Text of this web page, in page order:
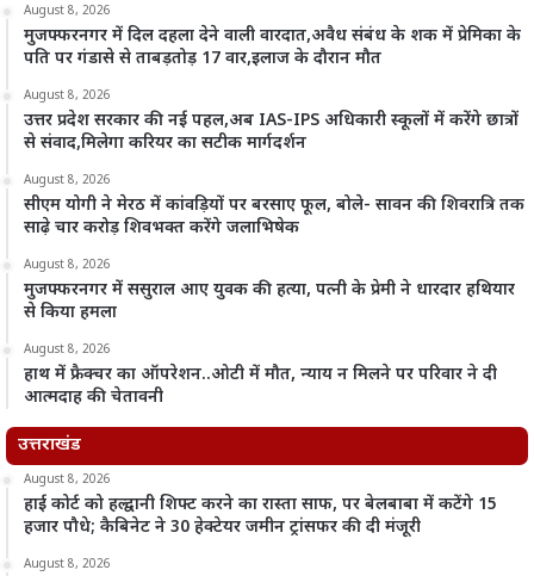
August 8, 2026
मुजफ्फरनगर में दिल दहला देने वाली वारदात,अवैध संबंध के शक में प्रेमिका के
पति पर गंडासे से ताबड़तोड़ 17 वार,इलाज के दौरान मौत
August 8, 2026
उत्तर प्रदेश सरकार की नई पहल,अब IAS-IPS अधिकारी स्कूलों में करेंगे छात्रों
से संवाद,मिलेगा करियर का सटीक मार्गदर्शन
August 8, 2026
सीएम योगी ने मेरठ में कांवड़ियों पर बरसाए फूल, बोले- सावन की शिवरात्रि तक
साढ़े चार करोड़ शिवभक्त करेंगे जलाभिषेक
August 8, 2026
मुजफ्फरनगर में ससुराल आए युवक की हत्या, पत्नी के प्रेमी ने धारदार हथियार
से किया हमला
August 8, 2026
हाथ में फ्रैक्चर का ऑपरेशन..ओटी में मौत, न्याय न मिलने पर परिवार ने दी
आत्मदाह की चेतावनी
उत्तराखंड
August 8, 2026
हाई कोर्ट को हल्द्वानी शिफ्ट करने का रास्ता साफ, पर बेलबाबा में कटेंगे 15
हजार पौधे; कैबिनेट ने 30 हेक्टेयर जमीन ट्रांसफर की दी मंजूरी
August 8, 2026